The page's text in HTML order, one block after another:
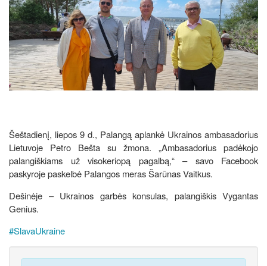
Šeštadienį, liepos 9 d., Palangą aplankė Ukrainos ambasadorius
Lietuvoje Petro Bešta su žmona. „Ambasadorius padėkojo
palangiškiams už visokeriopą pagalbą,“ – savo Facebook
paskyroje paskelbė Palangos meras Šarūnas Vaitkus.
Dešinėje – Ukrainos garbės konsulas, palangiškis Vygantas
Genius.
#SlavaUkraine